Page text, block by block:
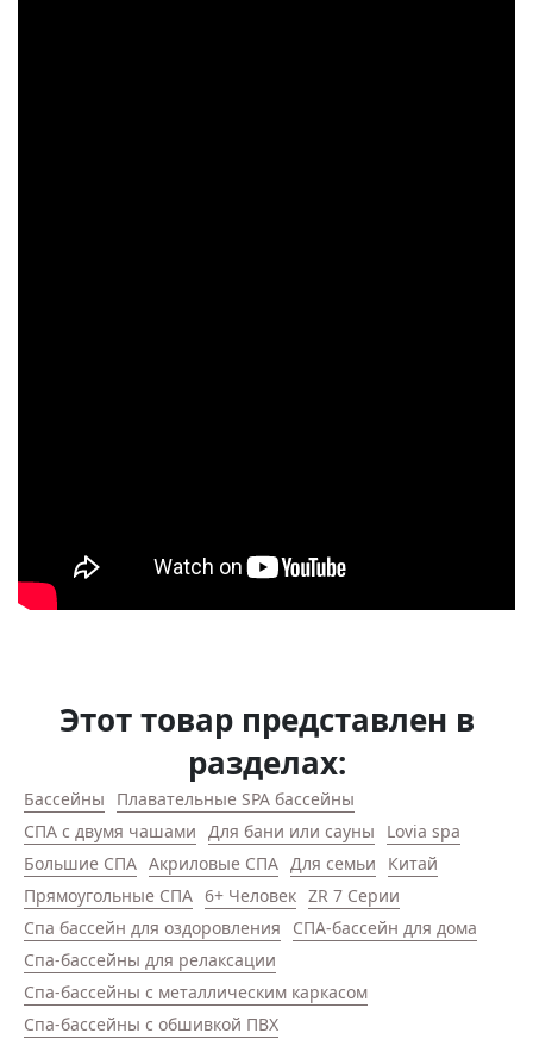
Этот товар представлен в
разделах:
Бассейны
Плавательные SPA бассейны
СПА с двумя чашами Для бани или сауны
Lovia spa
Большие СПА Акриловые СПА Для семьи
Китай
Прямоугольные СПА 6+ Человек ZR 7 Серии
Спа бассейн для оздоровления
СПА-бассейн для дома
Спа-бассейны для релаксации
Спа-бассейны с металлическим каркасом
Спа-бассейны с обшивкой ПВХ